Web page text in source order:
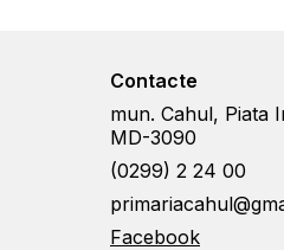
Contacte
mun. Cahul, Piata
MD-3090
(0299) 2 24 00
Facebook